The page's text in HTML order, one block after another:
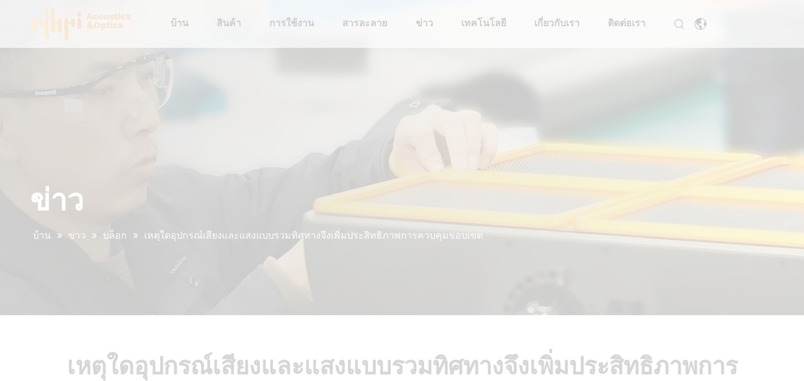
บ้าน สินค้า การใช้งาน สารละลาย ข่าว เทคโนโลยี เกี่ยวกับเรา ติดต่อเรา
ข่าว
บ้าน » ข่าว » บล็อก » เหตุใดอุปกรณ์เสียงและแสงแบบรวมทิศทางจึงเพิ่มประสิทธิภาพการควบคุมขอบเขต
เหตุใดอุปกรณ์เสียงและแสงแบบรวมทิศทางจึงเพิ่มประสิทธิภาพการ